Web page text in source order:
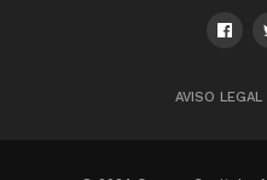
AVISO LEGAL